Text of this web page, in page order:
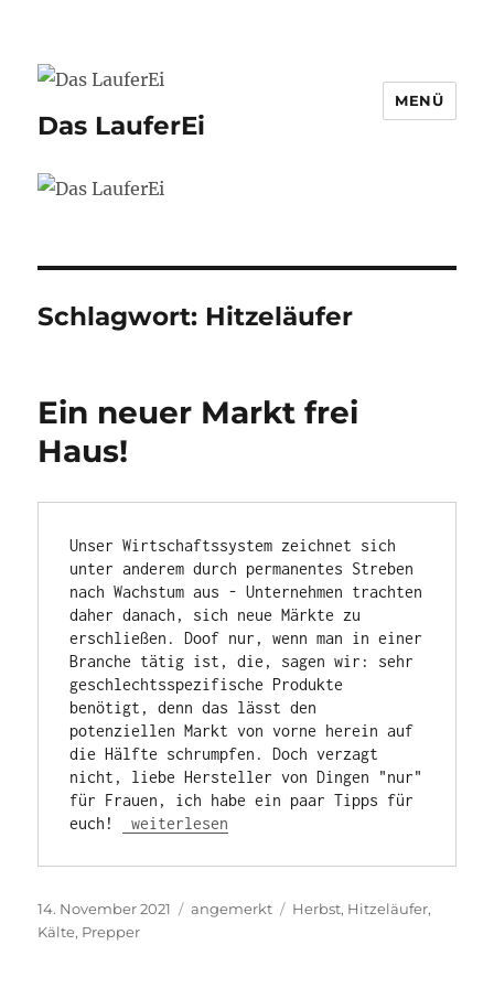
Das LauferEi
MENÜ
Schlagwort: Hitzeläufer
Ein neuer Markt frei
Haus!
Unser Wirtschaftssystem zeichnet sich
unter anderem durch permanentes Streben
nach Wachstum aus - Unternehmen trachten
daher danach, sich neue Märkte zu
erschließen. Doof nur, wenn man in einer
Branche tätig ist, die, sagen wir: sehr
geschlechtsspezifische Produkte
benötigt, denn das lässt den
potenziellen Markt von vorne herein auf
die Hälfte schrumpfen. Doch verzagt
nicht, liebe Hersteller von Dingen "nur"
für Frauen, ich habe ein paar Tipps für
euch!
„Ein neuer Markt frei Haus!“
weiterlesen
Veröffentlicht
am
14. November 2021 Kategorien
angemerkt Schlagwörter
Herbst, Hitzeläufer,
Kälte, Prepper